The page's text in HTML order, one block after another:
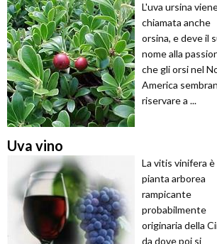
L'uva ursina
chiamata anche
orsina, e deve il
nome alla
che gli orsi nel
America
riservare a ...
Uva vino
La vitis vinifera è
pianta arborea
rampicante
probabilmente
originaria della
da dove poi si